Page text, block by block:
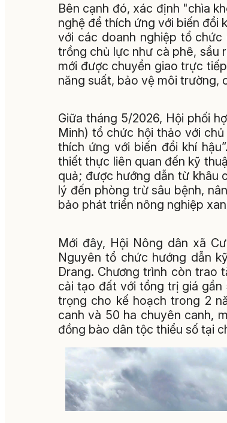
Bên cạnh đó, xác định "chìa
nghệ để thích ứng với biến đổi
với các doanh nghiệp tổ
trồng chủ lực như cà phê, sầu
mới được chuyển giao trực
năng suất, bảo vệ môi trường,
Giữa tháng 5/2026, Hội phối
Minh) tổ chức hội thảo với
thích ứng với biến đổi khí
thiết thực liên quan đến kỹ
quả; được hướng dẫn từ khâu
lý đến phòng trừ sâu bệnh,
bảo phát triển nông nghiệp
Mới đây, Hội Nông dân xã
Nguyên tổ chức hướng dẫn
Drang. Chương trình còn trao
cải tạo đất với tổng trị giá
trọng cho kế hoạch trong 2
canh và 50 ha chuyên canh,
đồng bào dân tộc thiểu số tại